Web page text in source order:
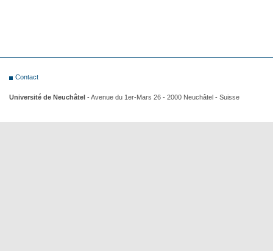
Contact
Université de Neuchâtel - Avenue du 1er-Mars 26 - 2000 Neuchâtel - Suisse